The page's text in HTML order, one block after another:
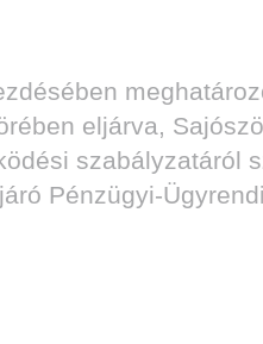
eljárva,
szabályzatáról
Pénzügyi-